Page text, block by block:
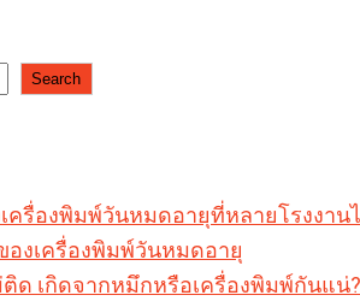
Search
ครื่องพิมพ์วันหมดอายุที่หลายโรงงาน
องเครื่องพิมพ์วันหมดอายุ
ด เกิดจากหมึกหรือเครื่องพิมพ์กันแน่?